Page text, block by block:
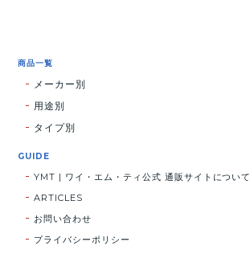
商品一覧
メーカー別
用途別
タイプ別
GUIDE
YMT | ワイ・エム・ティ公式 通販サイトについて
ARTICLES
お問い合わせ
プライバシーポリシー